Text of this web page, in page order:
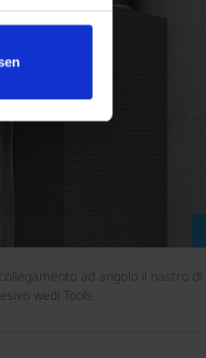
ad angolo il nastro di
wedi Tools.